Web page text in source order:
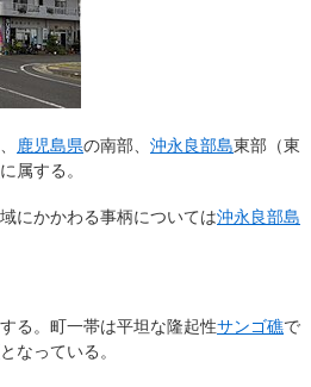
鹿児島県の南部、 沖永良部島東部（東
に属する。
にかかわる事柄については沖永良部島
る。町一帯は平坦な隆起性サンゴ礁で
となっている。